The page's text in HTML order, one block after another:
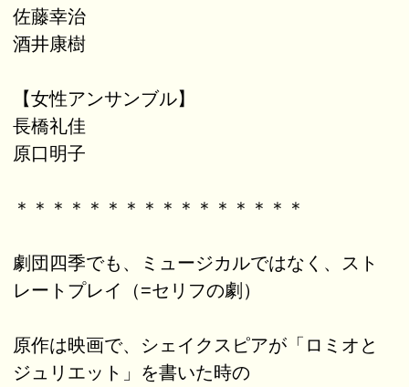
佐藤幸治
酒井康樹
【女性アンサンブル】
長橋礼佳
原口明子
＊＊＊＊＊＊＊＊＊＊＊＊＊＊＊＊
劇団四季でも、ミュージカルではなく、スト
レートプレイ（=セリフの劇）
原作は映画で、シェイクスピアが「ロミオと
ジュリエット」を書いた時の